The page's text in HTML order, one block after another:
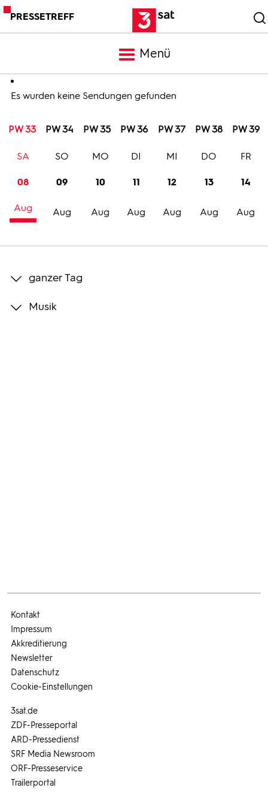
PRESSETREFF
Menü
Meldungen
Programm
Trailer
Bilder
Es wurden keine Sendungen gefunden
PW 33 PW 34 PW 35 PW 36 PW 37 PW 38 PW 39
08
Aug
SA
09
Aug
SO
10
Aug
MO
11
Aug
DI
12
Aug
MI
13
Aug
DO
14
Aug
FR
ganzer Tag
Musik
3sat.de
ZDF-Presseportal
ARD-Pressedienst
SRF Media Newsroom
ORF-Presseservice
Trailerportal
Kontakt
Impressum
Akkreditierung
Newsletter
Datenschutz
Cookie-Einstellungen